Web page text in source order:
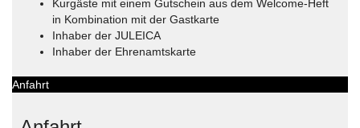
Kurgäste mit einem Gutschein aus dem Welcome-Heft
in Kombination mit der Gastkarte
Inhaber der JULEICA
Inhaber der Ehrenamtskarte
Anfahrt